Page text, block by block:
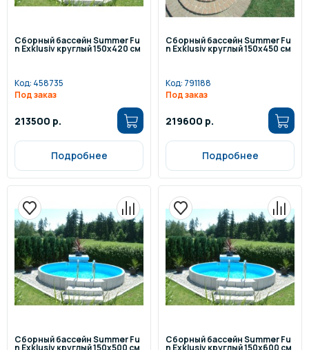
Сборный бассейн Summer Fu
n Exklusiv круглый 150x420 см
Код: 458735
Под заказ
213500 р.
Подробнее
Сборный бассейн Summer Fu
n Exklusiv круглый 150x450 см
Код: 791188
Под заказ
219600 р.
Подробнее
Сборный бассейн Summer Fu
n Exklusiv круглый 150x500 см
Сборный бассейн Summer Fu
n Exklusiv круглый 150x600 см